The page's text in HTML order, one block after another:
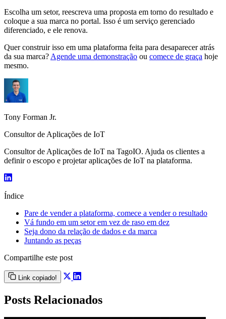
Escolha um setor, reescreva uma proposta em torno do resultado e
coloque a sua marca no portal. Isso é um serviço gerenciado
diferenciado, e ele renova.
Quer construir isso em uma plataforma feita para desaparecer atrás
da sua marca? Agende uma demonstração ou comece de graça hoje
mesmo.
Tony Forman Jr.
Consultor de Aplicações de IoT
Consultor de Aplicações de IoT na TagoIO. Ajuda os clientes a
definir o escopo e projetar aplicações de IoT na plataforma.
Índice
Pare de vender a plataforma, comece a vender o resultado
Vá fundo em um setor em vez de raso em dez
Seja dono da relação de dados e da marca
Juntando as peças
Compartilhe este post
Link copiado!
Posts Relacionados